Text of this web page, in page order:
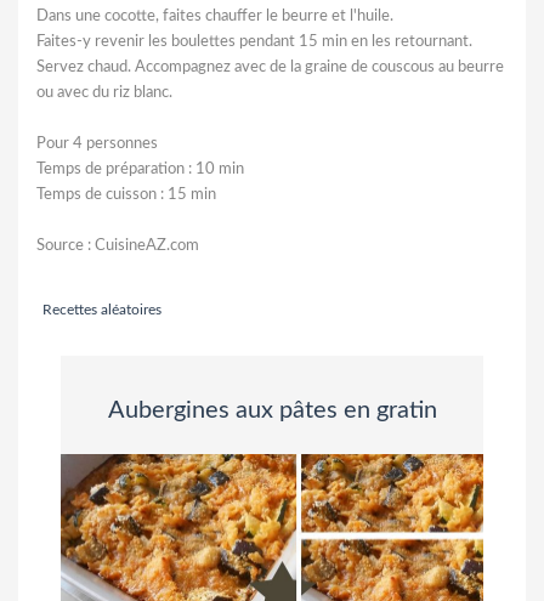
Dans une cocotte, faites chauffer le beurre et l'huile.
Faites-y revenir les boulettes pendant 15 min en les retournant.
Servez chaud. Accompagnez avec de la graine de couscous au beurre
ou avec du riz blanc.
Pour 4 personnes
Temps de préparation : 10 min
Temps de cuisson : 15 min
Source : CuisineAZ.com
Recettes aléatoires
Aubergines aux pâtes en gratin